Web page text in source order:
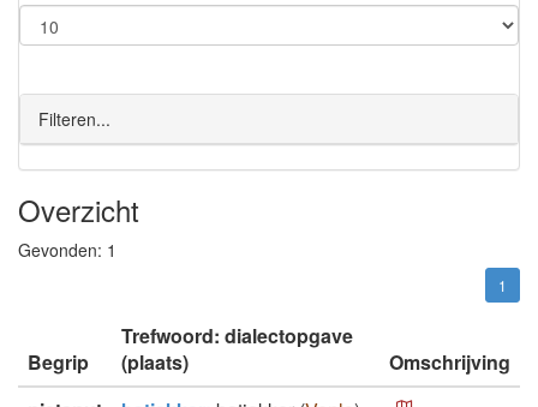
Filteren...
Overzicht
Gevonden: 1
1
Begrip
Trefwoord: dialectopgave
(plaats)
Omschrijving